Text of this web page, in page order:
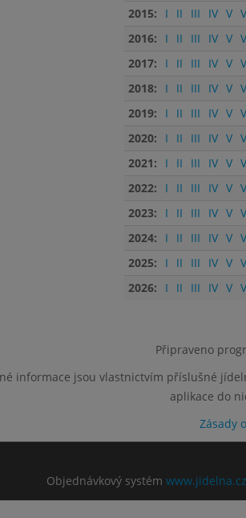
2015:
I II III IV V
2016:
I II III IV V
2017:
I II III IV V
2018:
I II III IV V
2019:
I II III IV V
2020:
I II III IV V
2021:
I II III IV V
2022:
I II III IV V
2023:
I II III IV V
2024:
I II III IV V
2025:
I II III IV V
2026:
I II III IV V
Připraveno
informace jsou vlastnictvím příslušné
aplikace do
Zásady
Objednávkový systém www.jidelna.cz